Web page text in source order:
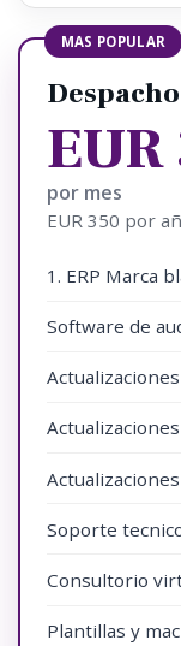
MAS POPULAR
EUR
por mes
EUR 350 por
1. ERP Marca
Software de
Soporte
Consultorio
Plantillas y